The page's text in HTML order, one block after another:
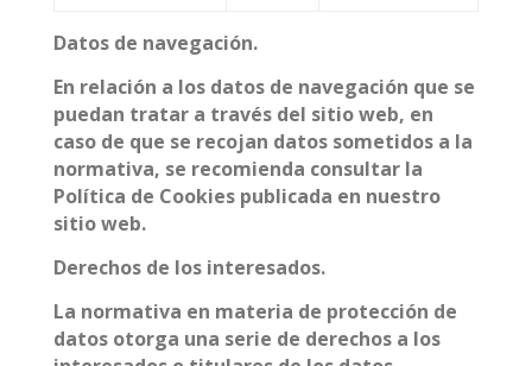
Datos de navegación.
En relación a los datos de navegación que se
puedan tratar a través del sitio web, en
caso de que se recojan datos sometidos a la
normativa, se recomienda consultar la
Política de Cookies publicada en nuestro
sitio web.
Derechos de los interesados.
La normativa en materia de protección de
datos otorga una serie de derechos a los